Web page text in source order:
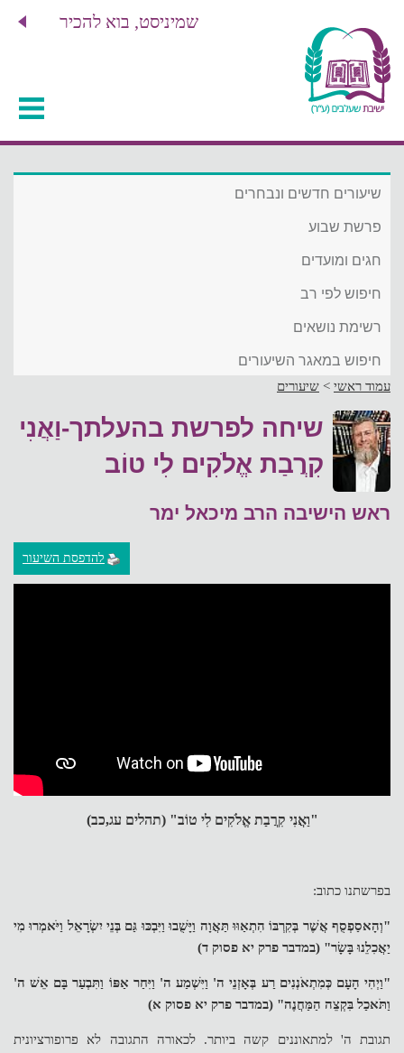
שמיניסט, בוא להכיר
שיעורים חדשים ונבחרים
פרשת שבוע
חגים ומועדים
חיפוש לפי רב
רשימת נושאים
חיפוש במאגר השיעורים
עמוד ראשי > שיעורים
שיחה לפרשת בהעלתך-וַאֲנִי
קִרֲבַת אֱלֹקִים לִי טוֹב
ראש הישיבה הרב מיכאל ימר
להדפסת השיעור
"וַאֲנִי קִרֲבַת אֱלֹקִים לִי טוֹב" (תהלים עג,כב)
בפרשתנו כתוב:
"וְהָאסַפְסֻף אֲשֶׁר בְּקִרְבּוֹ הִתְאַוּוּ תַּאֲוָה וַיָּשֻׁבוּ וַיִּבְכּוּ גַּם בְּנֵי יִשְׂרָאֵל וַיֹּאמְרוּ מִי
יַאֲכִלֵנוּ בָּשָׂר" (במדבר פרק יא פסוק ד)
"וַיְהִי הָעָם כְּמִתְאֹנְנִים רַע בְּאָזְנֵי ה' וַיִּשְׁמַע ה' וַיִּחַר אַפּוֹ וַתִּבְעַר בָּם אֵשׁ ה'
וַתֹּאכַל בִּקְצֵה הַמַּחֲנֶה" (במדבר פרק יא פסוק א)
תגובת ה' למתאוננים קשה ביותר. לכאורה התגובה לא פרופורציונית